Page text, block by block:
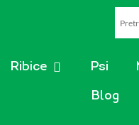
Ribice OPEN RIBICE
Psi
Blog